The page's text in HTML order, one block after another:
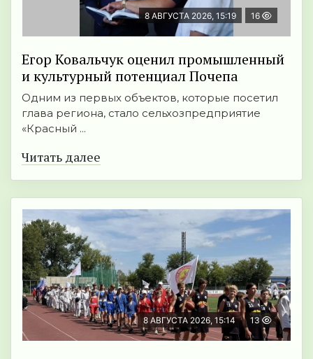
8 АВГУСТА 2026, 15:19 16
Егор Ковальчук оценил промышленный
и культурный потенциал Почепа
Одним из первых объектов, которые посетил
глава региона, стало сельхозпредприятие
«Красный ...
Читать далее
8 АВГУСТА 2026, 15:14 13